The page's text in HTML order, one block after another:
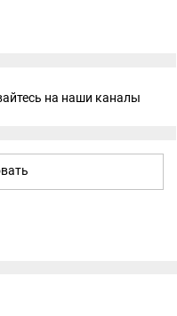
на наши каналы